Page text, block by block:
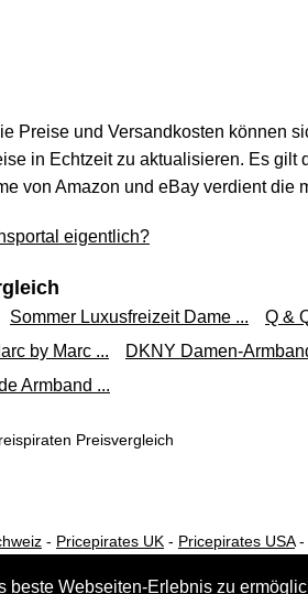
Preise und Versandkosten können
in Echtzeit zu aktualisieren. Es
von Amazon und eBay verdient die
eigentlich?
Sommer Luxusfreizeit Dame ... Q &
by Marc ... DKNY Damen-
Armband ...
Preisvergleich
- Pricepirates UK - Pricepirates USA-
Webseiten-Erlebnis zu